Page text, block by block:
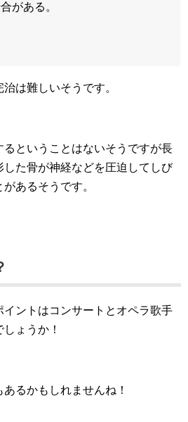
がある。
は難しいそうです。
るということはないそうですが長
た骨が神経などを圧迫してしび
あるそうです。
ントはコンサートとオペラ歌手
ょうか！
るかもしれませんね！